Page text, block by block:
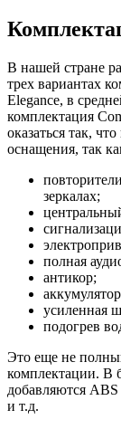
В нашей стране
трех вариантах
Elegance, в
комплектация
оказаться так,
оснащения, так
зеркалах;
полная
антикор;
усиленная
подогрев
Это еще не
комплектации. В
добавляются
и т.д.